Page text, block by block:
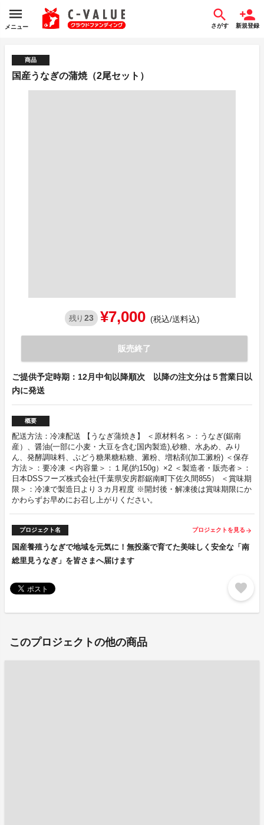
メニュー さがす 新規登録
商品
国産うなぎの蒲焼（2尾セット）
残り 23 ¥7,000 (税込/送料込)
販売終了
ご提供予定時期：12月中旬以降順次 以降の注文分は５営業日以
内に発送
概要
配送方法：冷凍配送 【うなぎ蒲焼き】 ＜原材料名＞：うなぎ(鋸南
産）、醤油(一部に小麦・大豆を含む国内製造),砂糖、水あめ、みり
ん、発酵調味料、ぶどう糖果糖粘糖、澱粉、増粘剤(加工澱粉) ＜保存
方法＞：要冷凍 ＜内容量＞：１尾(約150g）×2 ＜製造者・販売者＞：
日本DSSフーズ株式会社(千葉県安房郡鋸南町下佐久間855） ＜賞味期
限＞：冷凍で製造日より３カ月程度 ※開封後・解凍後は賞味期限にか
かわらずお早めにお召し上がりください。
プロジェクト名 プロジェクトを見る arrow_forward
国産養殖うなぎで地域を元気に！無投薬で育てた美味しく安全な「南
総里見うなぎ」を皆さまへ届けます
favorite
このプロジェクトの他の商品